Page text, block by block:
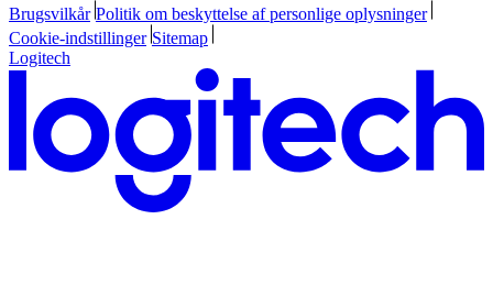
Brugsvilkår Politik om beskyttelse af personlige oplysninger
Cookie-indstillinger Sitemap
Logitech